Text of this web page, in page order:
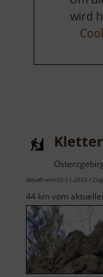
wird
aktuell vom 05.11.2023 /
44 km vom